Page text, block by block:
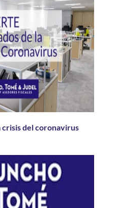
crisis del coronavirus